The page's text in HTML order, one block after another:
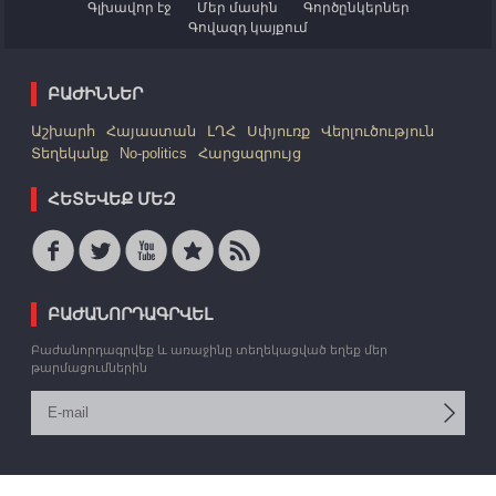
Գլխավոր էջ Մեր մասին
Գործընկերներ
Գովազդ կայքում
ԲԱԺԻՆՆԵՐ
Աշխարհ Հայաստան ԼՂՀ Սփյուռք
Վերլուծություն
Տեղեկանք
No-politics Հարցազրույց
ՀԵՏԵՎԵՔ ՄԵԶ
ԲԱԺԱՆՈՐԴԱԳՐՎԵԼ
Բաժանորդագրվեք և առաջինը տեղեկացված եղեք մեր
թարմացումներին